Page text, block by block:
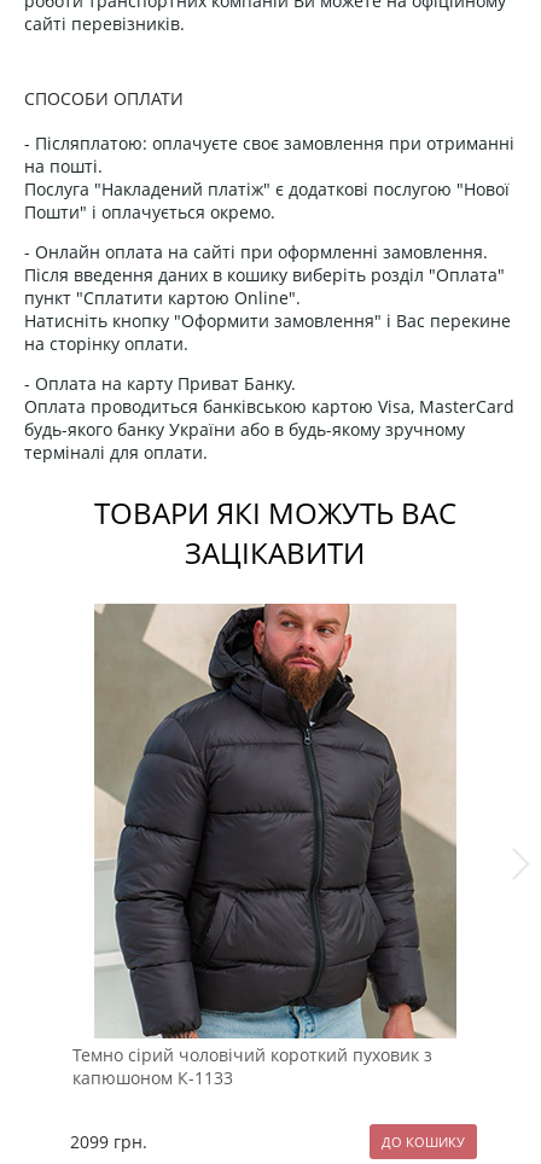
сайті перевізників.
СПОСОБИ ОПЛАТИ
- Післяплатою: оплачуєте своє замовлення при отриманні
на пошті.
Послуга "Накладений платіж" є додаткові послугою "Нової
Пошти" і оплачується окремо.
- Онлайн оплата на сайті при оформленні замовлення.
Після введення даних в кошику виберіть розділ "Оплата"
пункт "Сплатити картою Online".
Натисніть кнопку "Оформити замовлення" і Вас перекине
на сторінку оплати.
- Оплата на карту Приват Банку.
Оплата проводиться банківською картою Visa, MasterCard
будь-якого банку України або в будь-якому зручному
терміналі для оплати.
ТОВАРИ ЯКІ МОЖУТЬ ВАС
ЗАЦІКАВИТИ
Темно сірий чоловічий короткий пуховик з
капюшоном К-1133
2099 грн.